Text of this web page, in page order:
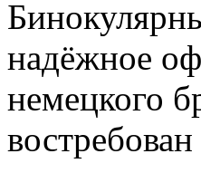
надёжное
немецкого